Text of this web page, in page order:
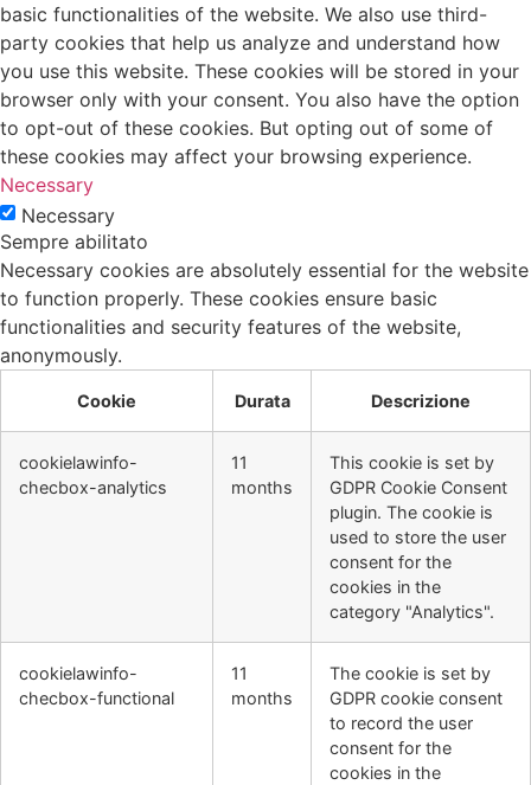
basic functionalities of the website. We also use third-
party cookies that help us analyze and understand how
you use this website. These cookies will be stored in your
browser only with your consent. You also have the option
to opt-out of these cookies. But opting out of some of
these cookies may affect your browsing experience.
Necessary
Necessary
Sempre abilitato
Necessary cookies are absolutely essential for the website
to function properly. These cookies ensure basic
functionalities and security features of the website,
anonymously.
Cookie Durata Descrizione
cookielawinfo-
checbox-analytics
11
months
This cookie is set by
GDPR Cookie Consent
plugin. The cookie is
used to store the user
consent for the
cookies in the
category "Analytics".
cookielawinfo-
checbox-functional
11
months
The cookie is set by
GDPR cookie consent
to record the user
consent for the
cookies in the